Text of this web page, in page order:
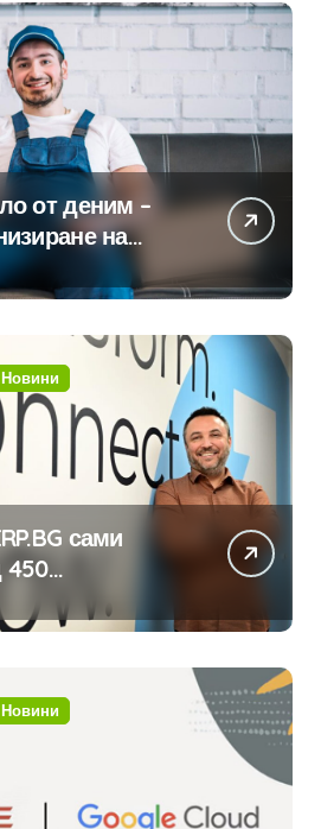
от деним –
на
Новини
сами
450
системата
в нея
Новини